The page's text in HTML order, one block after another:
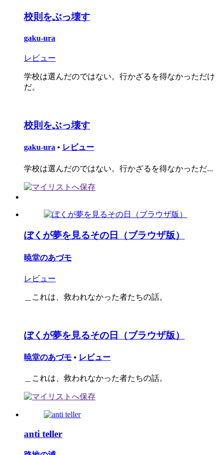
校則をぶっ壊す
gaku-ura
レビュー
学校は選んだのではない。行かざるを得なかっただけ
だ。
校則をぶっ壊す
gaku-ura • レビュー
学校は選んだのではない。行かざるを得なかっただ...
ぼくが夢を見るその日（ブラウザ版）
暁堂のあづモ
レビュー
＿これは、救われなかった者たちの話。
ぼくが夢を見るその日（ブラウザ版）
暁堂のあづモ • レビュー
＿これは、救われなかった者たちの話。
anti teller